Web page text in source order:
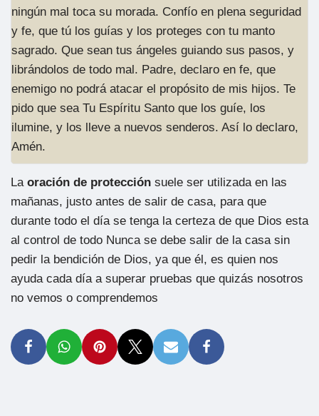
ningún mal toca su morada. Confío en plena seguridad
y fe, que tú los guías y los proteges con tu manto
sagrado. Que sean tus ángeles guiando sus pasos, y
librándolos de todo mal. Padre, declaro en fe, que
enemigo no podrá atacar el propósito de mis hijos. Te
pido que sea Tu Espíritu Santo que los guíe, los
ilumine, y los lleve a nuevos senderos. Así lo declaro,
Amén.
La oración de protección suele ser utilizada en las
mañanas, justo antes de salir de casa, para que
durante todo el día se tenga la certeza de que Dios esta
al control de todo Nunca se debe salir de la casa sin
pedir la bendición de Dios, ya que él, es quien nos
ayuda cada día a superar pruebas que quizás nosotros
no vemos o comprendemos